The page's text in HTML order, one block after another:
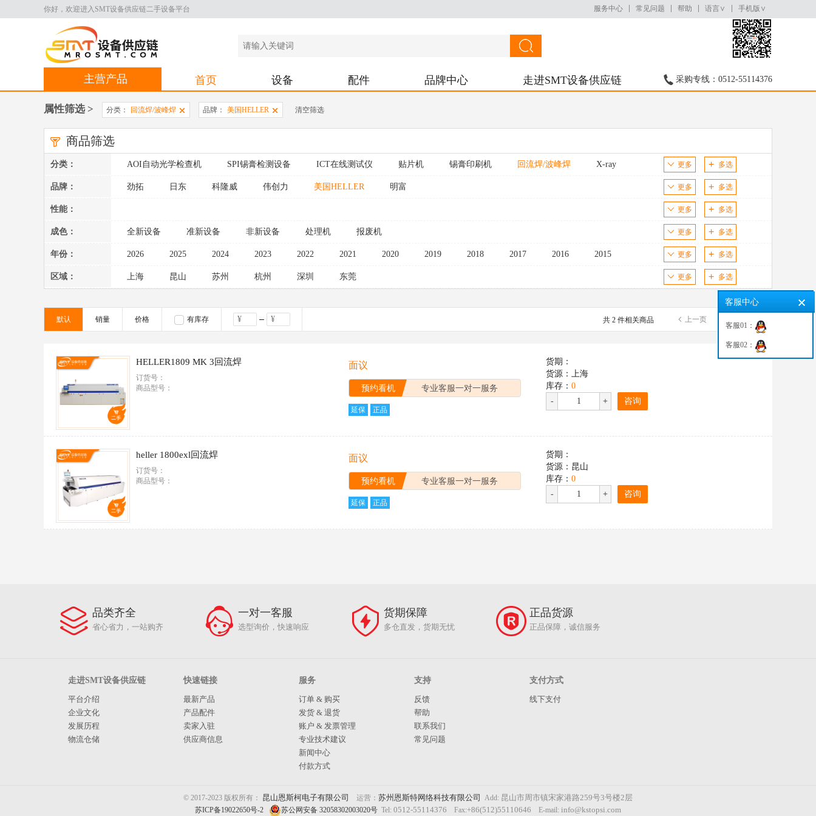
你好，欢迎进入SMT设备供应链二手设备平台 服务中心 常见问题 帮助 语言∨ 手机版∨
主营产品 首页 设备 配件 品牌中心 走进SMT设备供应链 采购专线：0512-55114376
属性筛选 > 分类： 回流焊/波峰焊 品牌： 美国HELLER 清空筛选
商品筛选
分类： AOI自动光学检查机 SPI锡膏检测设备 ICT在线测试仪 贴片机 锡膏印刷机 回流焊/波峰焊 X-ray
周边设备
更多 多选
品牌： 劲拓 日东 科隆威 伟创力 美国HELLER 明富 更多 多选
性能： 更多 多选
成色： 全新设备 准新设备 非新设备 处理机 报废机 更多 多选
年份： 2026 2025 2024 2023 2022 2021 2020 2019 2018 2017 2016 2015
2014 2013 2012 2011 2010 2009
更多 多选
区域： 上海 昆山 苏州 杭州 深圳 东莞 更多 多选
默认 销量 价格 有库存 共 2 件相关商品 上一页
HELLER1809 MK 3回流焊
订货号：
商品型号：
面议
预约看机 专业客服一对一服务
延保 正品
货期：
货源：上海
库存： 0
-
+ 咨询
heller 1800exl回流焊
订货号：
商品型号：
面议
预约看机 专业客服一对一服务
延保 正品
货期：
货源：昆山
库存： 0
-
+ 咨询
品类齐全
省心省力，一站购齐
一对一客服
选型询价，快速响应
货期保障
多仓直发，货期无忧
正品货源
正品保障，诚信服务
走进SMT设备供应链
平台介绍
企业文化
发展历程
物流仓储
快速链接
最新产品
产品配件
卖家入驻
供应商信息
服务
订单 & 购买
发货 & 退货
账户 & 发票管理
专业技术建议
新闻中心
付款方式
支持
反馈
帮助
联系我们
常见问题
支付方式
线下支付
© 2017-2023 版权所有： 昆山恩斯柯电子有限公司 运营： 苏州恩斯特网络科技有限公司 Add: 昆山市周市镇宋家港路259号3号楼2层
苏ICP备19022650号-2 苏公网安备 32058302003020号 Tel: 0512-55114376 Fax:+86(512)55110646 E-mail: info@kstopsi.com
客服中心
客服01：
客服02：